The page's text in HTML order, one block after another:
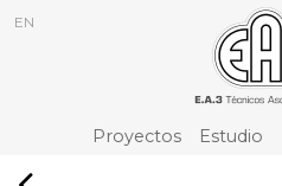
EN
Proyectos Estudio